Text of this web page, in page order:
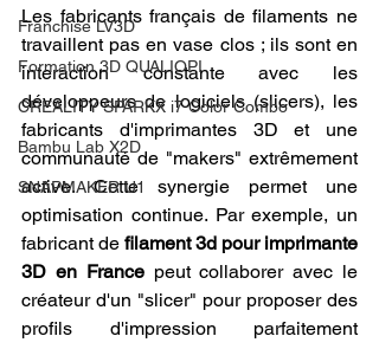
Franchise LV3D
Formation 3D QUALIOPI
CREALITY SPARKX i7 Color Combo
Bambu Lab X2D
SNAPMAKER U1
Les fabricants français de filaments ne
travaillent pas en vase clos ; ils sont en
interaction constante avec les
développeurs de logiciels (slicers), les
fabricants d'imprimantes 3D et une
communauté de "makers" extrêmement
active. Cette synergie permet une
optimisation continue. Par exemple, un
fabricant de filament 3d pour imprimante
3D en France peut collaborer avec le
créateur d'un "slicer" pour proposer des
profils d'impression parfaitement